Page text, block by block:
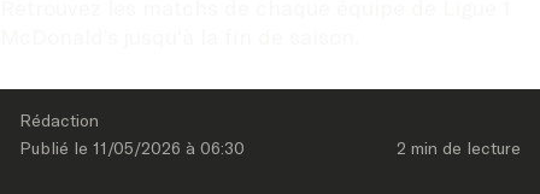
Rédaction
Publié le 11/05/2026 à 06:30 2 min de lecture